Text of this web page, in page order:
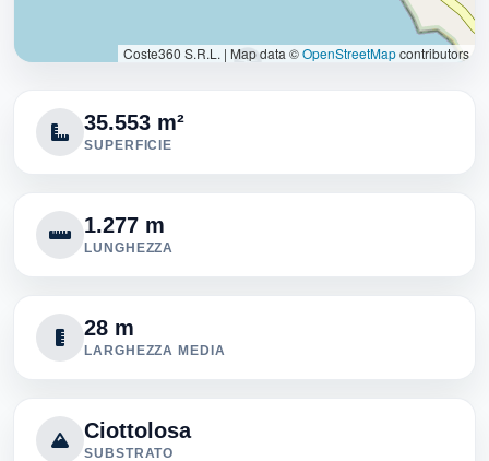
Coste360 S.R.L. | Map data ©OpenStreetMapcontributors
35.553 m²
SUPERFICIE
1.277 m
LUNGHEZZA
28 m
LARGHEZZA MEDIA
Ciottolosa
SUBSTRATO